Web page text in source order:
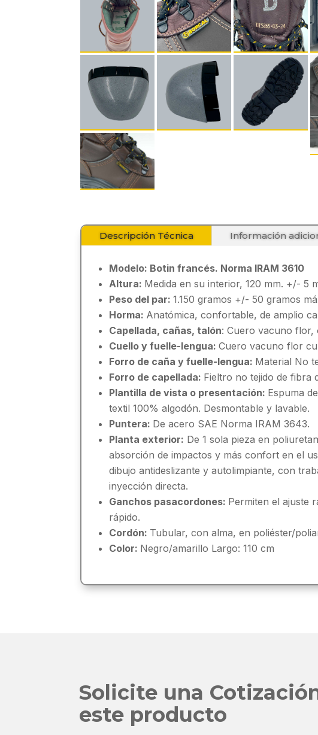
Descripción Técnica Información
Modelo: Botin francés. Norma IRAM 3610
Altura: Medida en su interior, 120 mm. +/- 5
Peso del par: 1.150 gramos +/- 50 gramos
Horma: Anatómica, confortable, de amplio
Capellada, cañas, talón: Cuero vacuno flor,
Cuello y fuelle-lengua:Cuero vacuno flor
Forro de caña y fuelle-lengua: Material No
Forro de capellada: Fieltro no tejido de fibra
Plantilla de vista o presentación: Espuma
textil 100% algodón. Desmontable y lavable.
Puntera: De acero SAE Norma IRAM 3643.
Planta exterior: De 1 sola pieza en
absorción de impactos y más confort en el
dibujo antideslizante y autolimpiante, con
inyección directa.
Ganchos pasacordones: Permiten el ajuste
rápido.
Cordón: Tubular, con alma, en poliéster/
Color: Negro/amarillo Largo: 110 cm
Solicite una
este producto